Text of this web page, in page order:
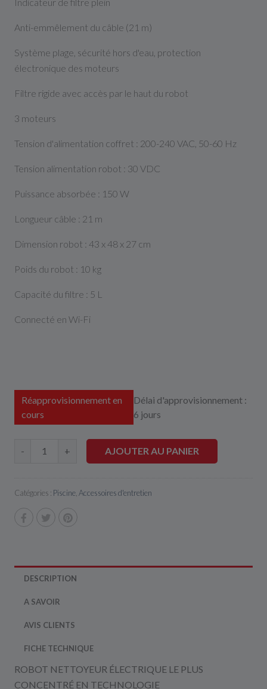
Anti-emmêlement du câble (21 m)
Système plage, sécurité hors d'eau, protection
électronique des moteurs
Filtre rigide avec accès par le haut du robot
3 moteurs
Tension d'alimentation coffret : 200-240 VAC, 50-60 Hz
Tension alimentation robot : 30 VDC
Puissance absorbée : 150 W
Longueur câble : 21 m
Dimension robot : 43 x 48 x 27 cm
Poids du robot : 10 kg
Capacité du filtre : 5 L
Connecté en Wi-Fi
Réapprovisionnement en
cours
Délai d'approvisionnement :
6 jours
- + AJOUTER AU PANIER
Catégories : Piscine Accessoires d'entretien
DESCRIPTION
A SAVOIR
AVIS CLIENTS
FICHE TECHNIQUE
ROBOT NETTOYEUR ÉLECTRIQUE LE PLUS
CONCENTRÉ EN TECHNOLOGIE